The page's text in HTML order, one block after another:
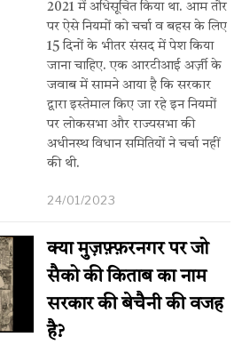
2021 में अधिसूचित किया था. आम तौर
पर ऐसे नियमों को चर्चा व बहस के लिए
15 दिनों के भीतर संसद में पेश किया
जाना चाहिए. एक आरटीआई अर्ज़ी के
जवाब में सामने आया है कि सरकार
द्वारा इस्तेमाल किए जा रहे इन नियमों
पर लोकसभा और राज्यसभा की
अधीनस्थ विधान समितियों ने चर्चा नहीं
की थी.
24/01/2023
क्या मुज़फ़्फ़रनगर पर जो
सैको की किताब का नाम
सरकार की बेचैनी की वजह
है?